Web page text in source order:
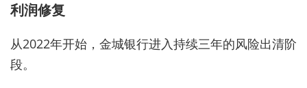
利润修复
从2022年开始，金城银行进入持续三年的风险出清阶
段。